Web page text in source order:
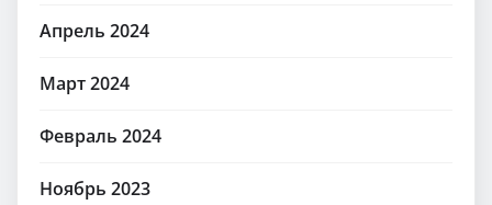
Апрель 2024
Март 2024
Февраль 2024
Ноябрь 2023